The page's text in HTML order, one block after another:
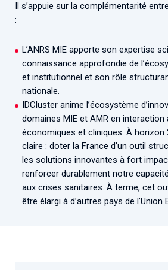
Il s’appuie sur la complémentarité
:
L’ANRS MIE apporte son expertise
connaissance approfondie de
et institutionnel et son rôle
nationale.
IDCluster anime l’écosystème
domaines MIE et AMR en interaction
économiques et cliniques. À horizon
claire : doter la France d’un outil
les solutions innovantes à fort
renforcer durablement notre
aux crises sanitaires. À terme, cet
être élargi à d’autres pays de l’Union